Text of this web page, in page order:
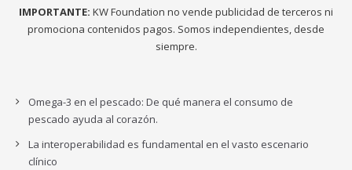
IMPORTANTE: KW Foundation no vende publicidad de terceros ni
promociona contenidos pagos. Somos independientes, desde
siempre.
Omega-3 en el pescado: De qué manera el consumo de
pescado ayuda al corazón.
La interoperabilidad es fundamental en el vasto escenario
clínico